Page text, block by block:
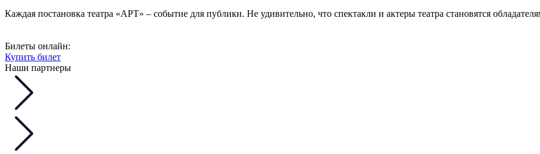
Каждая постановка театра «АРТ» – событие для публики. Не удивительно, что спектакли и актеры театра становятся
Билеты онлайн:
Купить билет
Наши партнеры